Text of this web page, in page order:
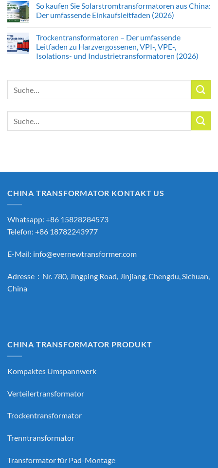
So kaufen Sie Solarstromtransformatoren aus China:
Der umfassende Einkaufsleitfaden (2026)
Trockentransformatoren – Der umfassende
Leitfaden zu Harzvergossenen, VPI-, VPE-,
Isolations- und Industrietransformatoren (2026)
CHINA TRANSFORMATOR KONTAKT US
Whatsapp: +86 15828284573
Telefon: +86 18782243977
E-Mail: info@evernewtransformer.com
Adresse：Nr. 780, Jingping Road, Jinjiang, Chengdu, Sichuan,
China
CHINA TRANSFORMATOR PRODUKT
Kompaktes Umspannwerk
Verteilertransformator
Trockentransformator
Trenntransformator
Transformator für Pad-Montage